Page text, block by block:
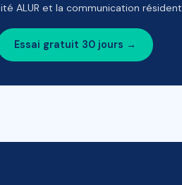
ALUR et la communication
Essai gratuit 30 jours →